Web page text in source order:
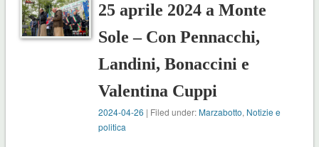
25 aprile 2024 a Monte
Sole – Con Pennacchi,
Landini, Bonaccini e
Valentina Cuppi
2024-04-26 | Filed under:Marzabotto, Notizie e
politica